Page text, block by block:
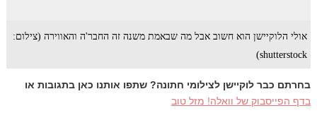
אולי הלוקיישן הוא חשוב אבל מה שבאמת משנה זה החבר'ה והאווירה (צילום:
shutterstock)
בחרתם כבר לוקיישן לצילומי חתונה? שתפו אותנו כאן בתגובות או
בדף הפייסבוק של וואלה! מזל טוב